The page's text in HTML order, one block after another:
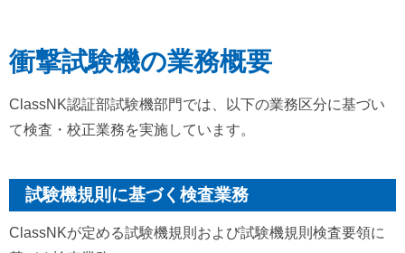
衝撃試験機の業務概要
ClassNK認証部試験機部門では、以下の業務区分に基づい
て検査・校正業務を実施しています。
試験機規則に基づく検査業務
ClassNKが定める試験機規則および試験機規則検査要領に